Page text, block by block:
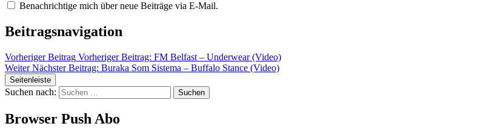
Benachrichtige mich über neue Beiträge via E-Mail.
Beitragsnavigation
Vorheriger Beitrag Vorheriger Beitrag: FM Belfast – Underwear (Video)
Weiter Nächster Beitrag: Buraka Som Sistema – Buffalo Stance (Video)
Seitenleiste
Suchen nach:
Browser Push Abo